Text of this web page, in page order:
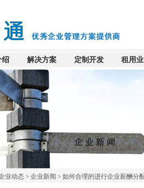
绍 解决方案 定制开发 租用
业动态 > 企业新闻 > 如何合理的进行企业薪酬分